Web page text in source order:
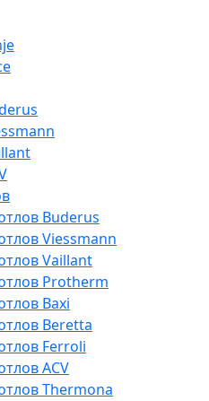
Buderus
Viessmann
Vaillant
Protherm
Baxi
Beretta
Ferroli
ACV
Thermona